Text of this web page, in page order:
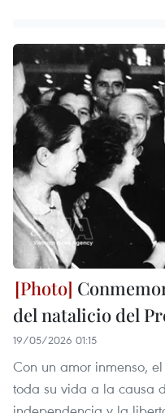
del natalicio del
19/05/2026 01:15
Con un amor inmenso,
toda su vida a la causa